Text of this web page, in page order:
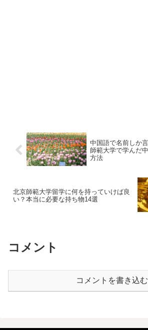
中国語で名前しか
師範大学で学んだ
方法
北京師範大学留学に何を持っていけば良
い？本当に必要な持ち物14選
コメント
コメントを書き込む